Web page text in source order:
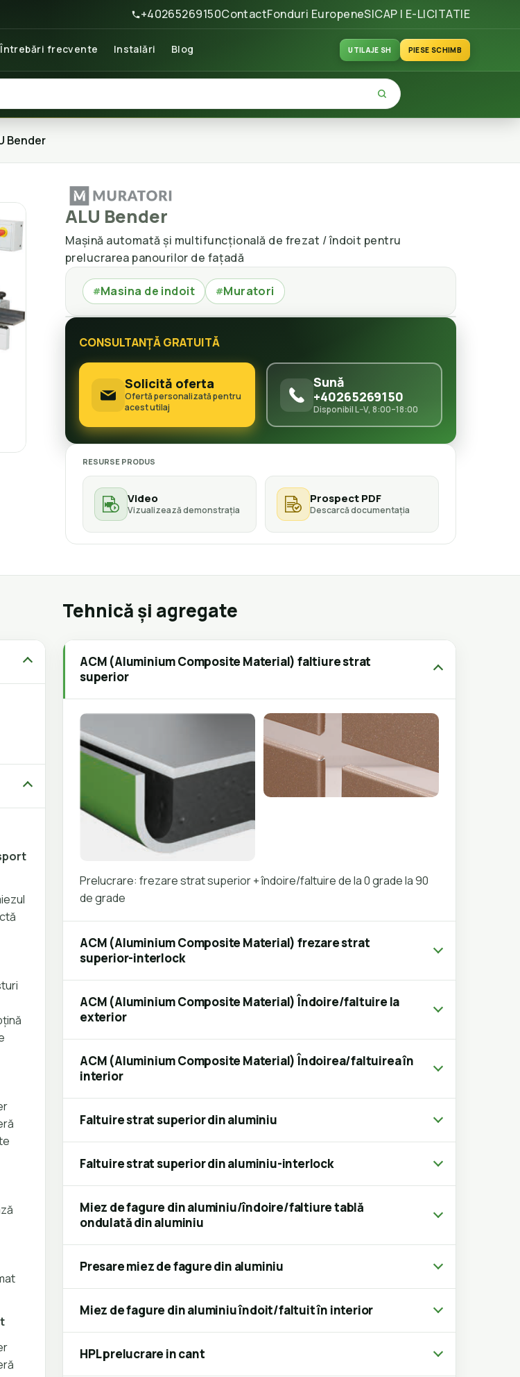
+40265269150ContactFonduri EuropeneSICAP | E-LICITATIE
Întrebări frecvente Instalări Blog UTILAJE SH PIESE SCHIMB
Bender
ALU Bender
Mașină automată și multifuncțională de frezat / îndoit pentru
prelucrarea panourilor de fațadă
#Masina de indoit #Muratori
CONSULTANȚĂ GRATUITĂ
Solicită oferta
Ofertă personalizată pentru
acest utilaj
Sună
+40265269150
Disponibil L–V, 8:00–18:00
RESURSE PRODUS
Video
Vizualizează demonstrația
Prospect PDF
Descarcă documentația
Tehnică și agregate
ACM (Aluminium Composite Material) faltiure strat
superior
Prelucrare: frezare strat superior + îndoire/faltuire de la 0 grade la 90
de grade
ACM (Aluminium Composite Material) frezare strat
superior-interlock
ACM (Aluminium Composite Material) Îndoire/faltuire la
exterior
ACM (Aluminium Composite Material) Îndoirea/faltuirea în
interior
Faltuire strat superior din aluminiu
Faltuire strat superior din aluminiu-interlock
Miez de fagure din aluminiu/îndoire/faltiure tablă
ondulată din aluminiu
Presare miez de fagure din aluminiu
Miez de fagure din aluminiu îndoit/faltuit în interior
HPL prelucrare in cant